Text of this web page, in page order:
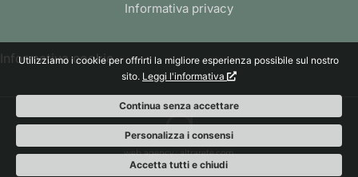
Informativa privacy
Informativa cookie
web agency: altrarete.com
Utilizziamo i cookie per offrirti la migliore esperienza possibile sul nostro
sito. Leggi l'informativa
Continua senza accettare
Personalizza i consensi
Accetta tutti e chiudi